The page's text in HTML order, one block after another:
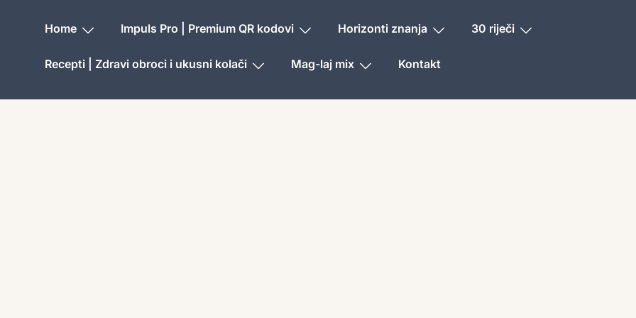
Home Impuls Pro | Premium QR kodovi Horizonti znanja 30 riječi
Recepti | Zdravi obroci i ukusni kolači Mag-laj mix Kontakt